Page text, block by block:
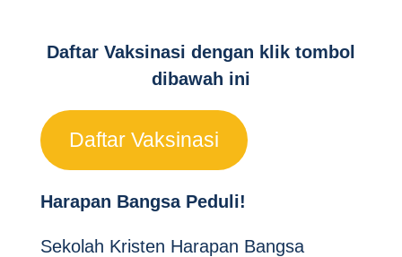
Daftar Vaksinasi dengan klik tombol
dibawah ini
Daftar Vaksinasi
Harapan Bangsa Peduli!
Sekolah Kristen Harapan Bangsa